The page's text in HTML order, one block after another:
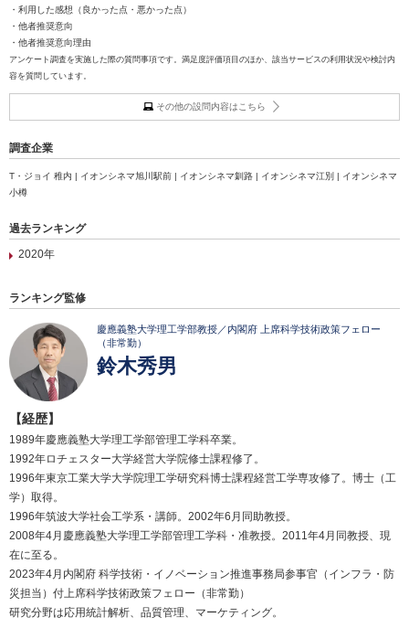
・利用した感想（良かった点・悪かった点）
・他者推奨意向
・他者推奨意向理由
アンケート調査を実施した際の質問事項です。満足度評価項目のほか、該当サービスの利用状況や検討内
容を質問しています。
その他の設問内容はこちら
調査企業
T・ジョイ 稚内 | イオンシネマ旭川駅前 | イオンシネマ釧路 | イオンシネマ江別 | イオンシネマ
小樽
過去ランキング
2020年
ランキング監修
慶應義塾大学理工学部教授／内閣府 上席科学技術政策フェロー
（非常勤）
鈴木秀男
【経歴】
1989年慶應義塾大学理工学部管理工学科卒業。
1992年ロチェスター大学経営大学院修士課程修了。
1996年東京工業大学大学院理工学研究科博士課程経営工学専攻修了。博士（工
学）取得。
1996年筑波大学社会工学系・講師。2002年6月同助教授。
2008年4月慶應義塾大学理工学部管理工学科・准教授。2011年4月同教授、現
在に至る。
2023年4月内閣府 科学技術・イノベーション推進事務局参事官（インフラ・防
災担当）付上席科学技術政策フェロー（非常勤）
研究分野は応用統計解析、品質管理、マーケティング。